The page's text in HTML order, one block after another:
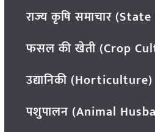
राज्य कृषि समाचार
फसल की खेती (Crop
उद्यानिकी (Horticulture)
पशुपालन (Animal